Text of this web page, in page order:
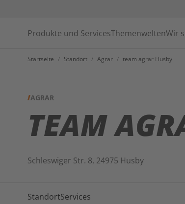
Produkte und ServicesThemenweltenWir
Startseite / Standort / Agrar / team agrar Husby
AGRAR
TEAM
Schleswiger Str. 8, 24975 Husby
StandortServices